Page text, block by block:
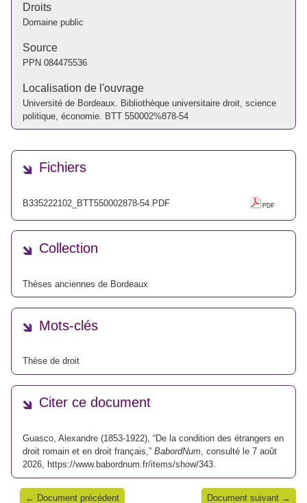
Droits
Domaine public
Source
PPN 084475536
Localisation de l'ouvrage
Université de Bordeaux. Bibliothèque universitaire droit, science
politique, économie. BTT 550002%878-54
Fichiers
B335222102_BTT550002878-54.PDF
Collection
Thèses anciennes de Bordeaux
Mots-clés
Thèse de droit
Citer ce document
Guasco, Alexandre (1853-1922), “De la condition des étrangers en
droit romain et en droit français,” BabordNum , consulté le 7 août
2026,
https://www.babordnum.fr/items/show/343
← Document précédent Document suivant →